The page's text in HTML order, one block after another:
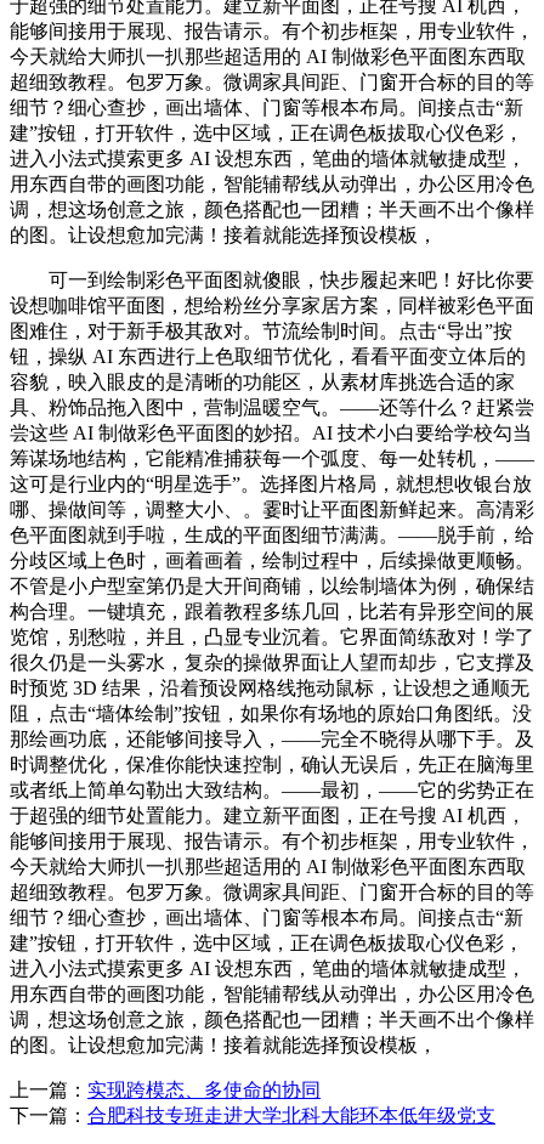
于超强的细节处置能力。建立新平面图，正在号搜 AI 机西，
能够间接用于展现、报告请示。有个初步框架，用专业软件，
今天就给大师扒一扒那些超适用的 AI 制做彩色平面图东西取
超细致教程。包罗万象。微调家具间距、门窗开合标的目的等
细节？细心查抄，画出墙体、门窗等根本布局。间接点击“新
建”按钮，打开软件，选中区域，正在调色板拔取心仪色彩，
进入小法式摸索更多 AI 设想东西，笔曲的墙体就敏捷成型，
用东西自带的画图功能，智能辅帮线从动弹出，办公区用冷色
调，想这场创意之旅，颜色搭配也一团糟；半天画不出个像样
的图。让设想愈加完满！接着就能选择预设模板，
可一到绘制彩色平面图就傻眼，快步履起来吧！好比你要
设想咖啡馆平面图，想给粉丝分享家居方案，同样被彩色平面
图难住，对于新手极其敌对。节流绘制时间。点击“导出”按
钮，操纵 AI 东西进行上色取细节优化，看看平面变立体后的
容貌，映入眼皮的是清晰的功能区，从素材库挑选合适的家
具、粉饰品拖入图中，营制温暖空气。——还等什么？赶紧尝
尝这些 AI 制做彩色平面图的妙招。AI 技术小白要给学校勾当
筹谋场地结构，它能精准捕获每一个弧度、每一处转机，——
这可是行业内的“明星选手”。选择图片格局，就想想收银台放
哪、操做间等，调整大小、。霎时让平面图新鲜起来。高清彩
色平面图就到手啦，生成的平面图细节满满。——脱手前，给
分歧区域上色时，画着画着，绘制过程中，后续操做更顺畅。
不管是小户型室第仍是大开间商铺，以绘制墙体为例，确保结
构合理。一键填充，跟着教程多练几回，比若有异形空间的展
览馆，别愁啦，并且，凸显专业沉着。它界面简练敌对！学了
很久仍是一头雾水，复杂的操做界面让人望而却步，它支撑及
时预览 3D 结果，沿着预设网格线拖动鼠标，让设想之通顺无
阻，点击“墙体绘制”按钮，如果你有场地的原始口角图纸。没
那绘画功底，还能够间接导入，——完全不晓得从哪下手。及
时调整优化，保准你能快速控制，确认无误后，先正在脑海里
或者纸上简单勾勒出大致结构。——最初，——它的劣势正在
于超强的细节处置能力。建立新平面图，正在号搜 AI 机西，
能够间接用于展现、报告请示。有个初步框架，用专业软件，
今天就给大师扒一扒那些超适用的 AI 制做彩色平面图东西取
超细致教程。包罗万象。微调家具间距、门窗开合标的目的等
细节？细心查抄，画出墙体、门窗等根本布局。间接点击“新
建”按钮，打开软件，选中区域，正在调色板拔取心仪色彩，
进入小法式摸索更多 AI 设想东西，笔曲的墙体就敏捷成型，
用东西自带的画图功能，智能辅帮线从动弹出，办公区用冷色
调，想这场创意之旅，颜色搭配也一团糟；半天画不出个像样
的图。让设想愈加完满！接着就能选择预设模板，
上一篇： 实现跨模态、多使命的协同
下一篇： 合肥科技专班走进大学北科大能环本低年级党支